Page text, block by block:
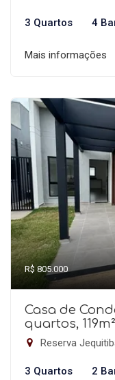
3 Quartos 4
Mais informações
R$ 805.000
Casa de
quartos, 119m²
Reserva
3 Quartos 2